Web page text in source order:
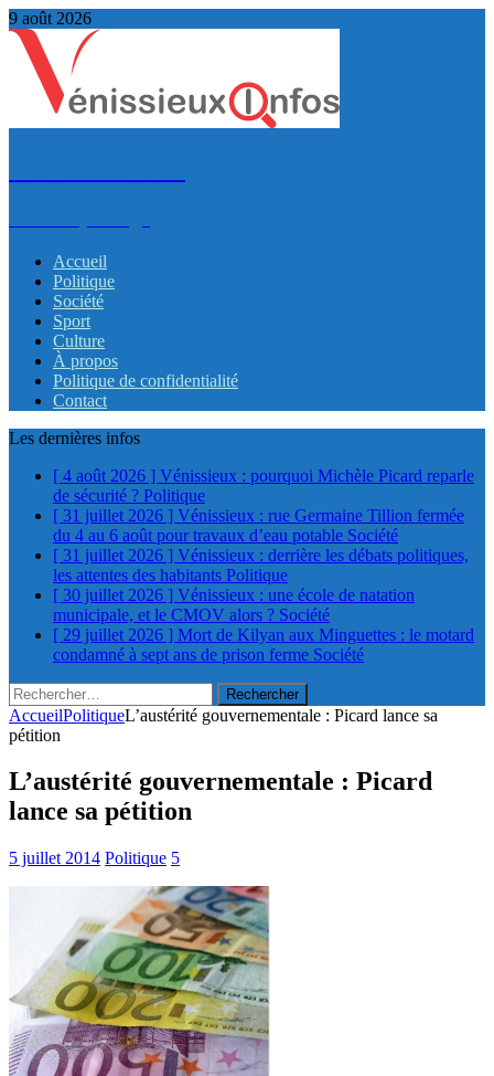
9 août 2026
Accueil
Politique
Société
Sport
Culture
À propos
Politique de confidentialité
Contact
Les dernières infos
[ 4 août 2026 ] Vénissieux : pourquoi Michèle Picard reparle
de sécurité ? Politique
[ 31 juillet 2026 ] Vénissieux : rue Germaine Tillion fermée
du 4 au 6 août pour travaux d’eau potable Société
[ 31 juillet 2026 ] Vénissieux : derrière les débats politiques,
les attentes des habitants Politique
[ 30 juillet 2026 ] Vénissieux : une école de natation
municipale, et le CMOV alors ? Société
[ 29 juillet 2026 ] Mort de Kilyan aux Minguettes : le motard
condamné à sept ans de prison ferme Société
Rechercher :
AccueilPolitiqueL’austérité gouvernementale : Picard lance sa
pétition
L’austérité gouvernementale : Picard
lance sa pétition
5 juillet 2014 Politique 5